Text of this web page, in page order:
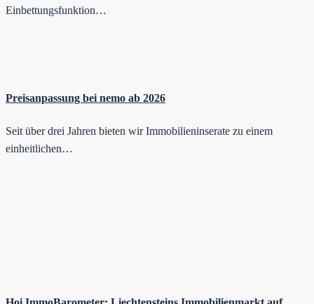
Einbettungsfunktion…
Preisanpassung bei nemo ab 2026
Seit über drei Jahren bieten wir Immobilieninserate zu einem
einheitlichen…